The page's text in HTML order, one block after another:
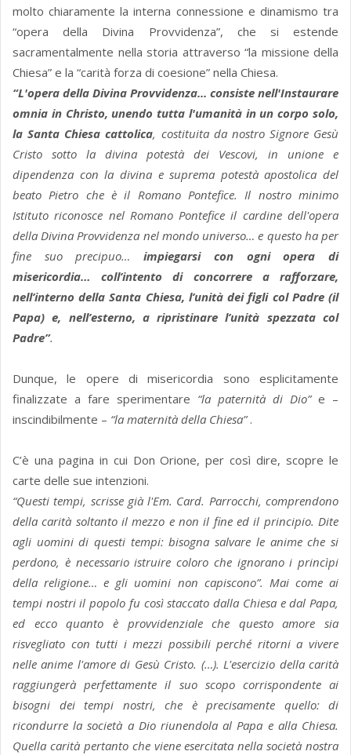
molto chiaramente la interna connessione e dinamismo tra
“opera della Divina Provvidenza”, che si estende
sacramentalmente nella storia attraverso “la missione della
Chiesa” e la “carità forza di coesione” nella Chiesa.
“L'opera della Divina Provvidenza... consiste nell'Instaurare
omnia in Christo, unendo tutta l'umanità in un corpo solo,
la Santa Chiesa cattolica, costituita da nostro Signore Gesù
Cristo sotto la divina potestà dei Vescovi, in unione e
dipendenza con la divina e suprema potestà apostolica del
beato Pietro che è il Romano Pontefice. Il nostro minimo
Istituto riconosce nel Romano Pontefice il cardine dell'opera
della Divina Provvidenza nel mondo universo… e questo ha per
fine suo precipuo… impiegarsi con ogni opera di
misericordia… coll’intento di concorrere a rafforzare,
nell’interno della Santa Chiesa, l’unità dei figli col Padre (il
Papa) e, nell’esterno, a ripristinare l’unità spezzata col
Padre”.
Dunque, le opere di misericordia sono esplicitamente
finalizzate a fare sperimentare “la paternità di Dio” e –
inscindibilmente – “la maternità della Chiesa”.
C’è una pagina in cui Don Orione, per così dire, scopre le
carte delle sue intenzioni.
“Questi tempi, scrisse già l'Em. Card. Parrocchi, comprendono
della carità soltanto il mezzo e non il fine ed il principio. Dite
agli uomini di questi tempi: bisogna salvare le anime che si
perdono, è necessario istruire coloro che ignorano i princìpi
della religione… e gli uomini non capiscono”. Mai come ai
tempi nostri il popolo fu così staccato dalla Chiesa e dal Papa,
ed ecco quanto è provvidenziale che questo amore sia
risvegliato con tutti i mezzi possibili perché ritorni a vivere
nelle anime l'amore di Gesù Cristo. (…). L'esercizio della carità
raggiungerà perfettamente il suo scopo corrispondente ai
bisogni dei tempi nostri, che è precisamente quello: di
ricondurre la società a Dio riunendola al Papa e alla Chiesa.
Quella carità pertanto che viene esercitata nella società nostra